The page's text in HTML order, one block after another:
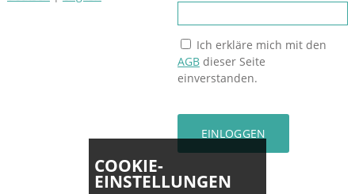
Ich erkläre mich mit den
AGBdieser Seite
einverstanden.
COOKIE-
EINSTELLUNGEN